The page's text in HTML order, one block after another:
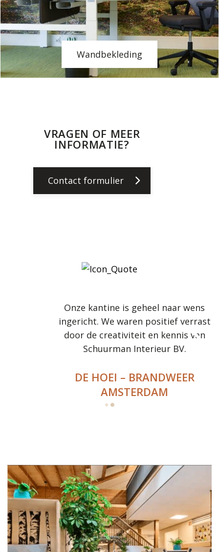
Wandbekleding
VRAGEN OF MEER
INFORMATIE?
Contact formulier
Onze kantine is geheel naar wens
ingericht. We waren positief verrast
door de creativiteit en kennis van
Schuurman Interieur BV.
DE HOEI – BRANDWEER
AMSTERDAM